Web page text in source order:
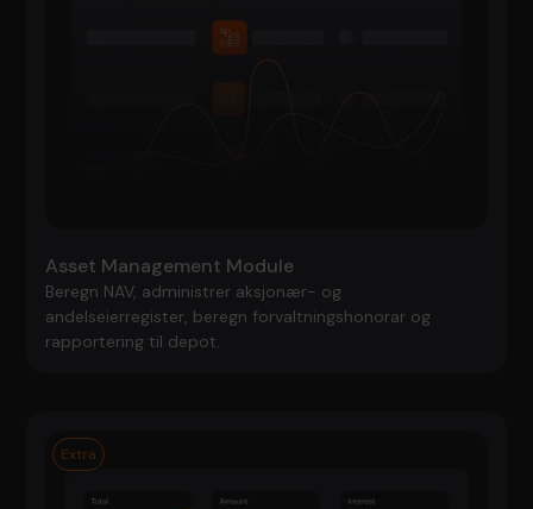
Asset Management Module
Beregn NAV, administrer aksjonær- og
andelseierregister, beregn forvaltningshonorar og
rapportering til depot.
Extra